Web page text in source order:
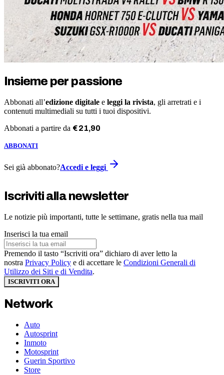
Insieme per passione
Abbonati all’edizione digitale e leggi la rivista, gli arretrati e i
contenuti multimediali su tutti i tuoi dispositivi.
Abbonati a partire da €21,90
ABBONATI
Sei già abbonato?Accedi e leggi
Iscriviti alla newsletter
Le notizie più importanti, tutte le settimane, gratis nella tua mail
Inserisci la tua email
Premendo il tasto “Iscriviti ora” dichiaro di aver letto la
nostra Privacy Policy e di accettare le Condizioni Generali di
Utilizzo dei Siti e di Vendita.
ISCRIVITI ORA
Network
Auto
Autosprint
Inmoto
Motosprint
Guerin Sportivo
Store